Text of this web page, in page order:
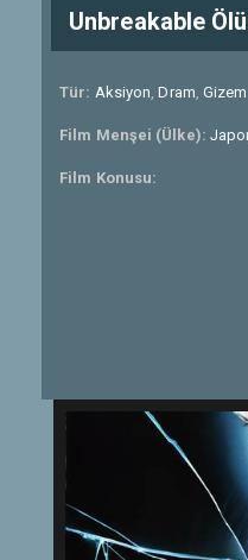
Unbreakable
Tür: Aksiyon,Dram,Gizem
Film Menşei (Ülke):
Film Konusu: